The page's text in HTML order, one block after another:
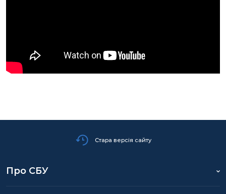
Стара версія сайту
Про СБУ